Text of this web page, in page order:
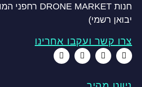
יבואן רשמי)
צרו קשר ועקבו אחרינו